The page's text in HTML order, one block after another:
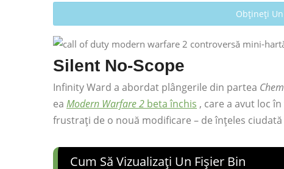
Obțineți
Silent No-Scope
Infinity Ward a abordat plângerile din partea
ea Modern Warfare 2 beta închis , care a avut loc
frustrați de o nouă modificare – de înțeles
Cum Să Vizualizați Un Fișier Bin